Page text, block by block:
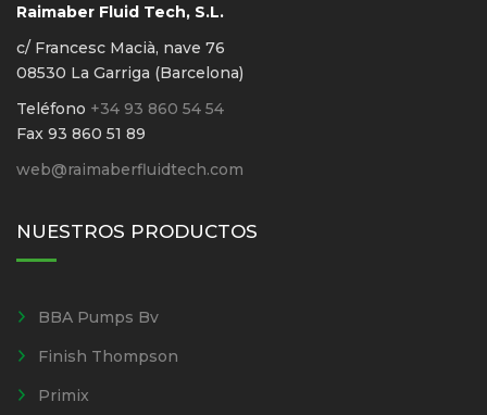
Raimaber Fluid Tech, S.L.
c/ Francesc Macià, nave 76
08530 La Garriga (Barcelona)
Teléfono +34 93 860 54 54
Fax 93 860 51 89
web@raimaberfluidtech.com
NUESTROS PRODUCTOS
BBA Pumps Bv
Finish Thompson
Primix